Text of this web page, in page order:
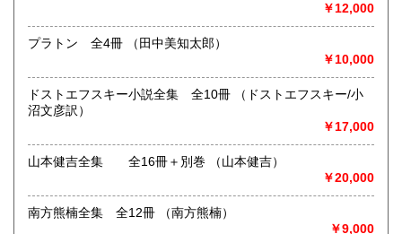
￥12,000
プラトン 全4冊 （田中美知太郎）
￥10,000
ドストエフスキー小説全集 全10冊 （ドストエフスキー/小
沼文彦訳）
￥17,000
山本健吉全集 全16冊＋別巻 （山本健吉）
￥20,000
南方熊楠全集 全12冊 （南方熊楠）
￥9,000